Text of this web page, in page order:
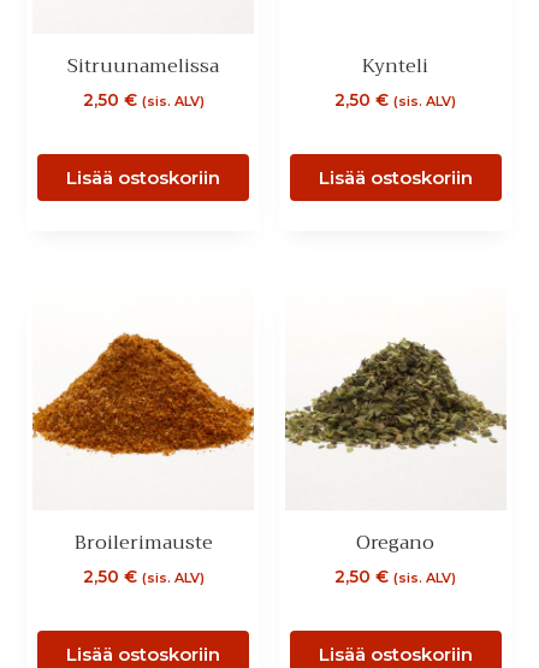
Sitruunamelissa
2,50 € (sis. ALV)
Lisää ostoskoriin
Kynteli
2,50€ (sis. ALV)
Lisää ostoskoriin
Broilerimauste
2,50 € (sis. ALV)
Lisää ostoskoriin
Oregano
2,50€ (sis. ALV)
Lisää ostoskoriin